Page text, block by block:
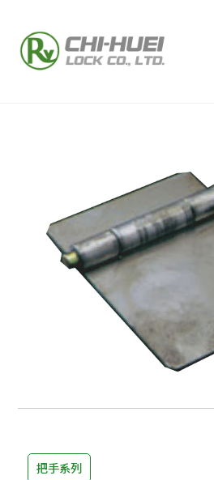
把手系列